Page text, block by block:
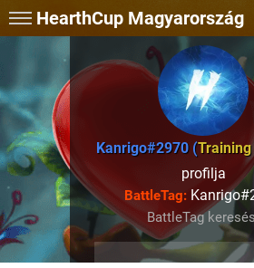
HearthCup Magyarország
Kanrigo#2970 (
profilja
BattleTag:
BattleTag